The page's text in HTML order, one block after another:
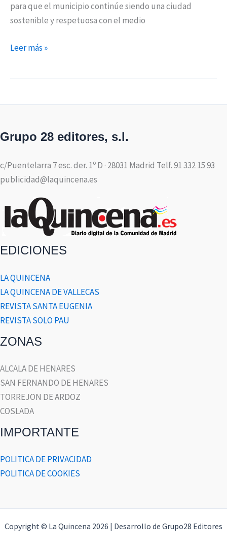
para que el municipio continúe siendo una ciudad
sostenible y respetuosa con el medio
Leer más »
Grupo 28 editores, s.l.
c/Puentelarra 7 esc. der. 1º D · 28031 Madrid Telf. 91 332 15 93
publicidad@laquincena.es
EDICIONES
LA QUINCENA
LA QUINCENA DE VALLECAS
REVISTA SANTA EUGENIA
REVISTA SOLO PAU
ZONAS
ALCALA DE HENARES
SAN FERNANDO DE HENARES
TORREJON DE ARDOZ
COSLADA
IMPORTANTE
POLITICA DE PRIVACIDAD
POLITICA DE COOKIES
Copyright © La Quincena 2026 | Desarrollo de Grupo28 Editores